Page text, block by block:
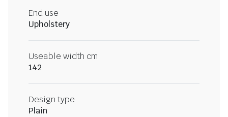
End use
Upholstery
Useable width cm
142
Design type
Plain